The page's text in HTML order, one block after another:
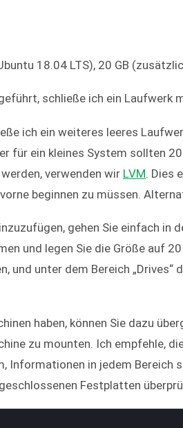
18.04 LTS), 20 GB
schließe ich ein Laufwerk
ich ein weiteres leeres
für ein kleines System sollten
verwenden wir LVM .
beginnen zu müssen.
gehen Sie einfach in
und legen Sie die Größe auf
und unter dem Bereich
haben, können Sie dazu
zu mounten. Ich empfehle,
Informationen in jedem Bereich
Festplatten